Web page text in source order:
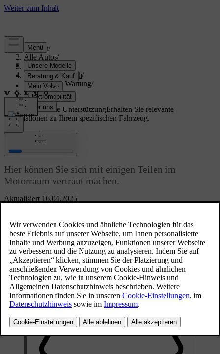
Support/
Alle Autos/
V60 2026/
Benutzerhandbuch/
Pflege und Wartung/
Motorraum
Maßgeschneiderte UnterstützungErhalten Sie relevante
Informationen zu Ihrem spezifischen Fahrzeug.
Anmelden
Aktualisiert 16.04.2025
Motorraum
Hier können Sie sich mit einigen Teilen im
Motorraum vertraut machen.